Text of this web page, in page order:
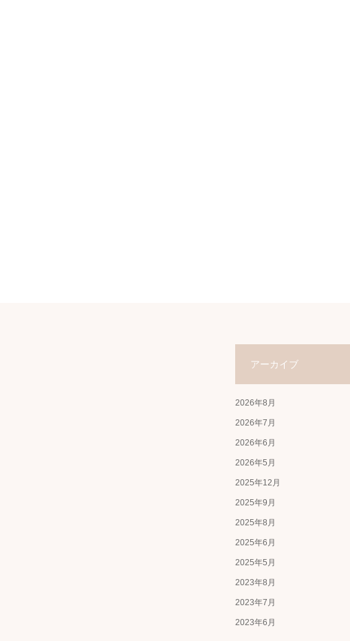
アーカイブ
2026年8月
2026年7月
2026年6月
2026年5月
2025年12月
2025年9月
2025年8月
2025年6月
2025年5月
2023年8月
2023年7月
2023年6月